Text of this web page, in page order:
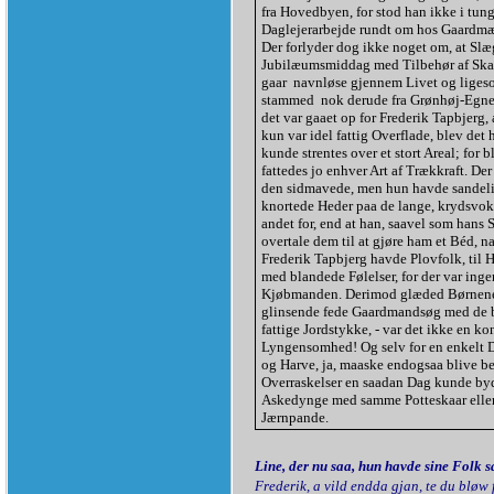
fra Hovedbyen, for stod han ikke i
Daglejerarbejde rundt om hos
Der forlyder dog ikke noget om, at
Jubilæumsmiddag med Tilbehør af
gaar navnløse gjennem Livet og
stammed nok derude fra Grønhøj-
det var gaaet op for Frederik
kun var idel fattig Overflade, blev det
kunde strentes over et stort Areal; for
fattedes jo enhver Art af Trækkraft.
den sidmavede, men hun havde
knortede Heder paa de lange,
andet for, end at han, saavel som
overtale dem til at gjøre ham et Béd,
Frederik Tapbjerg havde Plovfolk, til
med blandede Følelser, for der var
Kjøbmanden. Derimod glæded
glinsende fede Gaardmandsøg med
fattige Jordstykke, - var det ikke en
Lyngensomhed! Og selv for en enkelt
og Harve, ja, maaske endogsaa blive
Overraskelser en saadan Dag kunde
Askedynge med samme Potteskaar
Jærnpande.
Line, der nu saa, hun havde sine Folk
Frederik, a vild endda gjan, te du